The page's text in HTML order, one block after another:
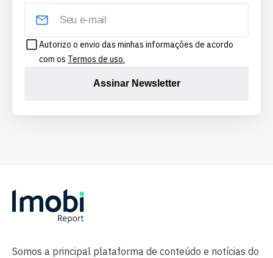
Autorizo o envio das minhas informações de acordo
com os Termos de uso.
Assinar Newsletter
Somos a principal plataforma de conteúdo e notícias do